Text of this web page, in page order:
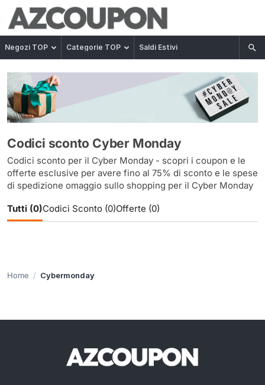
Negozi TOP Categorie TOP Saldi Estivi
Codici sconto Cyber Monday
Codici sconto per il Cyber Monday - scopri i coupon e le
offerte esclusive per avere fino al 75% di sconto e le spese
di spedizione omaggio sullo shopping per il Cyber Monday
Tutti (0)Codici Sconto (0)Offerte (0)
Home Cybermonday